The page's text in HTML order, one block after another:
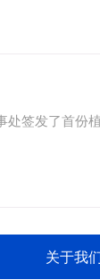
签发了首份
关于我